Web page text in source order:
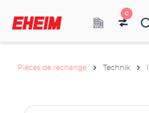
0
Pièces de rechange Technik